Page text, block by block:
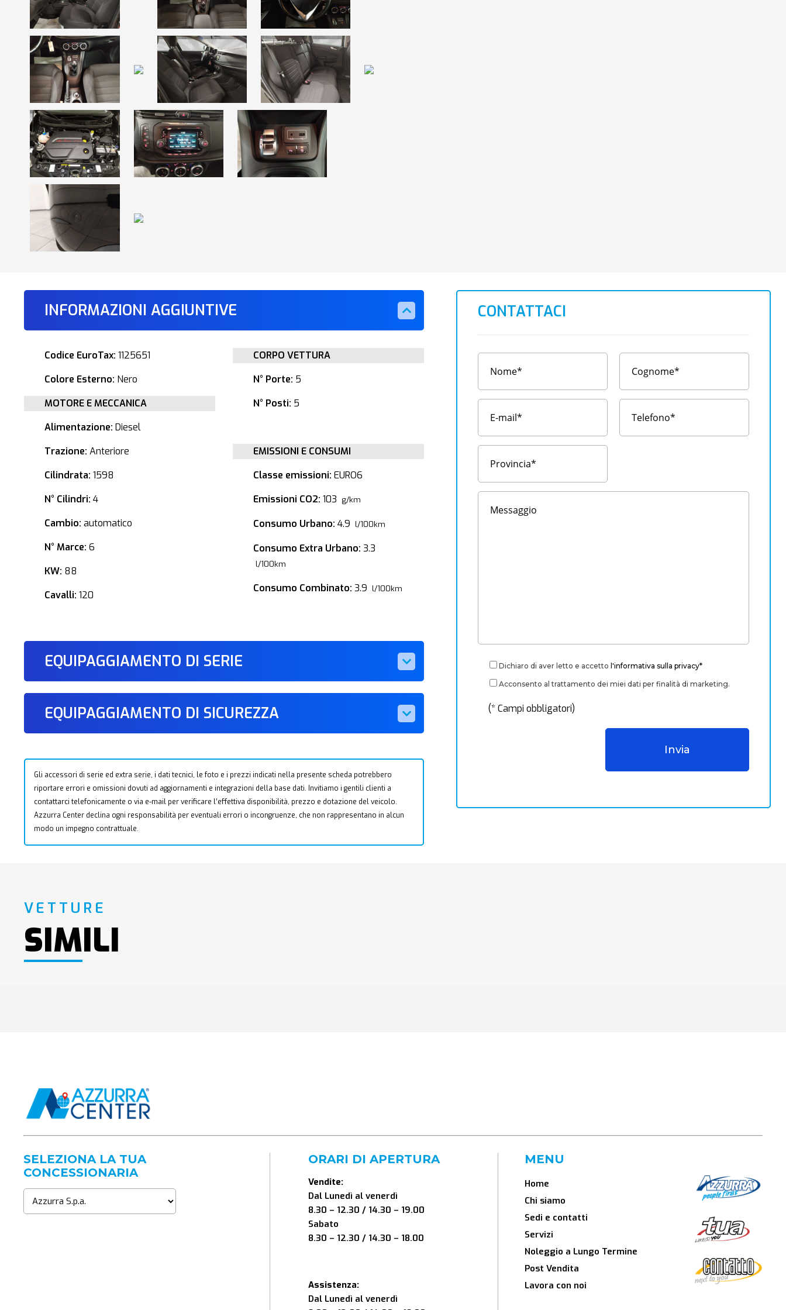
INFORMAZIONI AGGIUNTIVE
Codice EuroTax: 1125651
Colore Esterno: Nero
MOTORE E MECCANICA
Alimentazione: Diesel
Trazione: Anteriore
Cilindrata: 1598
N° Cilindri: 4
Cambio: automatico
N° Marce: 6
KW: 88
Cavalli: 120
CORPO VETTURA
N° Porte: 5
N° Posti: 5
EMISSIONI E CONSUMI
Classe emissioni: EURO6
Emissioni CO2: 103 g/km
Consumo Urbano: 4.9 l/100km
Consumo Extra Urbano: 3.3
l/100km
Consumo Combinato: 3.9 l/100km
EQUIPAGGIAMENTO DI SERIE
EQUIPAGGIAMENTO DI SICUREZZA
Gli accessori di serie ed extra serie, i dati tecnici, le foto e i prezzi indicati nella presente scheda potrebbero
riportare errori e omissioni dovuti ad aggiornamenti e integrazioni della base dati. Invitiamo i gentili clienti a
contattarci telefonicamente o via e-mail per verificare l’effettiva disponibilità, prezzo e dotazione del veicolo.
Azzurra Center declina ogni responsabilità per eventuali errori o incongruenze, che non rappresentano in alcun
modo un impegno contrattuale.
CONTATTACI
Dichiaro di aver letto e accetto l'informativa sulla privacy*
Acconsento al trattamento dei miei dati per finalità di marketing.
(* Campi obbligatori)
VETTURE
SIMILI
SELEZIONA LA TUA
CONCESSIONARIA
ORARI DI APERTURA
Vendite:
Dal Lunedì al venerdì
8.30 – 12.30 / 14.30 – 19.00
Sabato
8.30 – 12.30 / 14.30 – 18.00
Assistenza:
Dal Lunedì al venerdì
MENU
Home
Chi siamo
Sedi e contatti
Servizi
Noleggio a Lungo Termine
Post Vendita
Lavora con noi